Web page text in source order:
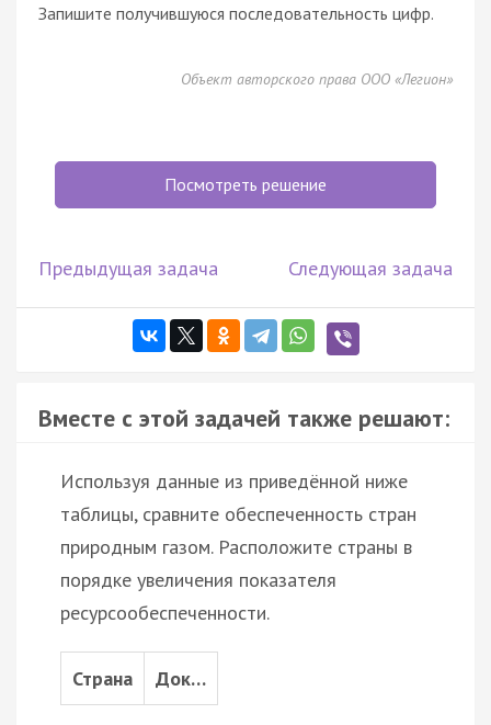
Запишите получившуюся последовательность цифр.
Объект авторского права ООО «Легион»
Посмотреть решение
Предыдущая задача Следующая задача
Вместе с этой задачей также решают:
Используя данные из приведённой ниже
таблицы, сравните обеспеченность стран
природным газом. Расположите страны в
порядке увеличения показателя
ресурсообеспеченности.
Страна Док…